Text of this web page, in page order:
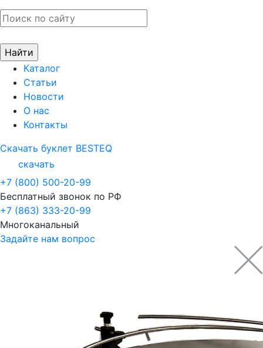
Каталог
Статьи
Новости
О нас
Контакты
Скачать буклет BESTEQ
скачать
+7 (800) 500-20-99
Бесплатный звонок по РФ
+7 (863) 333-20-99
Многоканальный
Задайте нам вопрос